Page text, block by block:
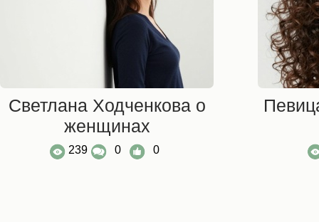
Светлана Ходченкова о
женщинах
239 0 0